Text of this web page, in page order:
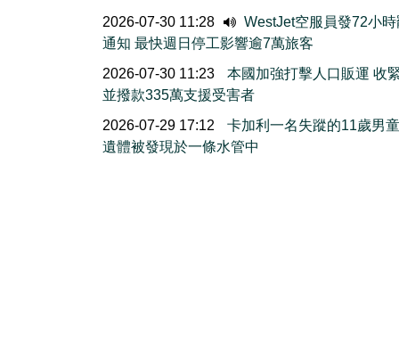
2026-07-30 11:28
WestJet空服員發72小
通知 最快週日停工影響逾7萬旅客
2026-07-30 11:23
本國加強打擊人口販運 收
並撥款335萬支援受害者
2026-07-29 17:12
卡加利一名失蹤的11歲男
遺體被發現於一條水管中